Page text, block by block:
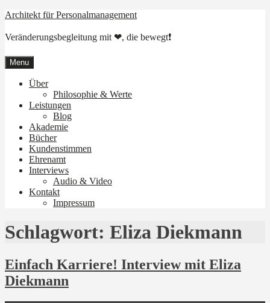
Skip
content
Architekt für Personalmanagement
Veränderungsbegleitung mit ❤, die bewegt❗
Menu
Über
Philosophie & Werte
Leistungen
Blog
Akademie
Bücher
Kundenstimmen
Ehrenamt
Interviews
Audio & Video
Kontakt
Impressum
Schlagwort: Eliza Diekmann
Einfach Karriere! Interview mit Eliza
Diekmann